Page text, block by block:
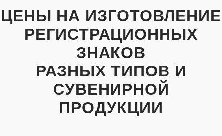
ЦЕНЫ НА ИЗГОТОВЛЕНИЕ
РЕГИСТРАЦИОННЫХ
ЗНАКОВ
РАЗНЫХ ТИПОВ И
СУВЕНИРНОЙ
ПРОДУКЦИИ